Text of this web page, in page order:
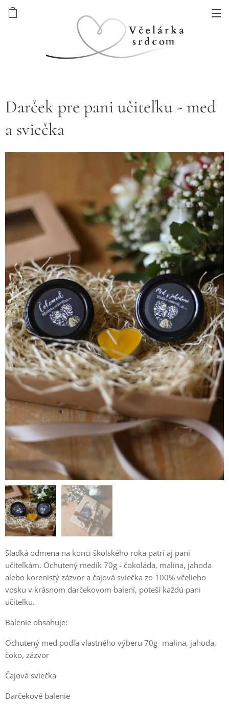
Darček pre pani učiteľku - med
a sviečka
Sladká odmena na konci školského roka patrí aj pani
učiteľkám. Ochutený medík 70g - čokoláda, malina, jahoda
alebo korenistý zázvor a čajová sviečka zo 100% včelieho
vosku v krásnom darčekovom balení, poteší každú pani
učiteľku.
Balenie obsahuje:
Ochutený med podľa vlastného výberu 70g- malina, jahoda,
čoko, zázvor
Čajová sviečka
Darčekové balenie